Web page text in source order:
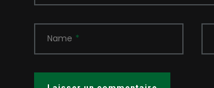
Name *